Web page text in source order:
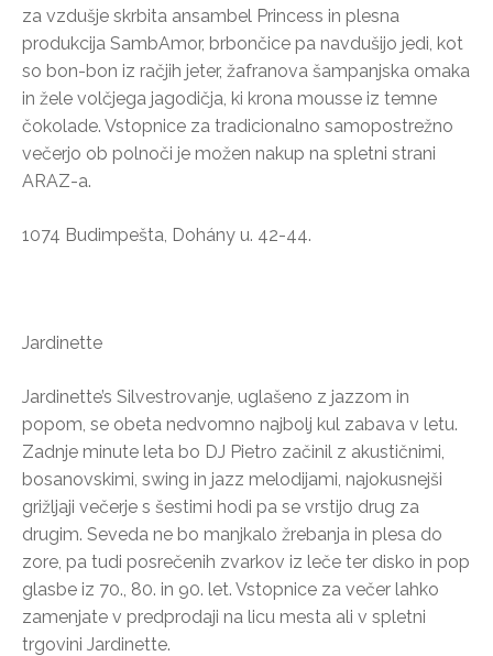
za vzdušje skrbita ansambel Princess in plesna
produkcija SambAmor, brbončice pa navdušijo jedi, kot
so bon-bon iz račjih jeter, žafranova šampanjska omaka
in žele volčjega jagodičja, ki krona mousse iz temne
čokolade. Vstopnice za tradicionalno samopostrežno
večerjo ob polnoči je možen nakup na spletni strani
ARAZ-a.
1074 Budimpešta, Dohány u. 42-44.
Jardinette
Jardinette’s Silvestrovanje, uglašeno z jazzom in
popom, se obeta nedvomno najbolj kul zabava v letu.
Zadnje minute leta bo DJ Pietro začinil z akustičnimi,
bosanovskimi, swing in jazz melodijami, najokusnejši
grižljaji večerje s šestimi hodi pa se vrstijo drug za
drugim. Seveda ne bo manjkalo žrebanja in plesa do
zore, pa tudi posrečenih zvarkov iz leče ter disko in pop
glasbe iz 70., 80. in 90. let. Vstopnice za večer lahko
zamenjate v predprodaji na licu mesta ali v spletni
trgovini Jardinette.